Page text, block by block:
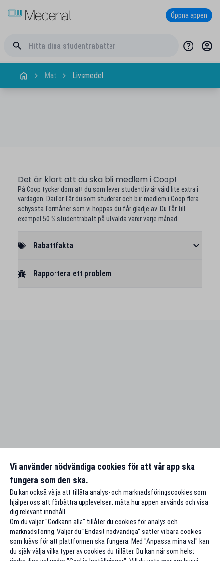
Öppna appen
Mat Livsmedel
Det är klart att du ska bli medlem i Coop!
På Coop tycker dom att du som lever studentliv är värd lite extra i
vardagen. Därför får du som studerar och blir medlem i Coop flera
schyssta förmåner som vi hoppas du får glädje av. Du får till
exempel 50 % studentrabatt på utvalda varor varje månad.
Rabattfakta
Rapportera ett problem
Vi använder nödvändiga cookies för att vår app ska
fungera som den ska.
Du kan också välja att tillåta analys- och marknadsföringscookies som
hjälper oss att förbättra upplevelsen, mäta hur appen används och visa
dig relevant innehåll.
Om du väljer "Godkänn alla" tillåter du cookies för analys och
marknadsföring. Väljer du "Endast nödvändiga" sätter vi bara cookies
som krävs för att plattformen ska fungera. Med "Anpassa mina val" kan
du själv välja vilka typer av cookies du tillåter. Du kan när som helst